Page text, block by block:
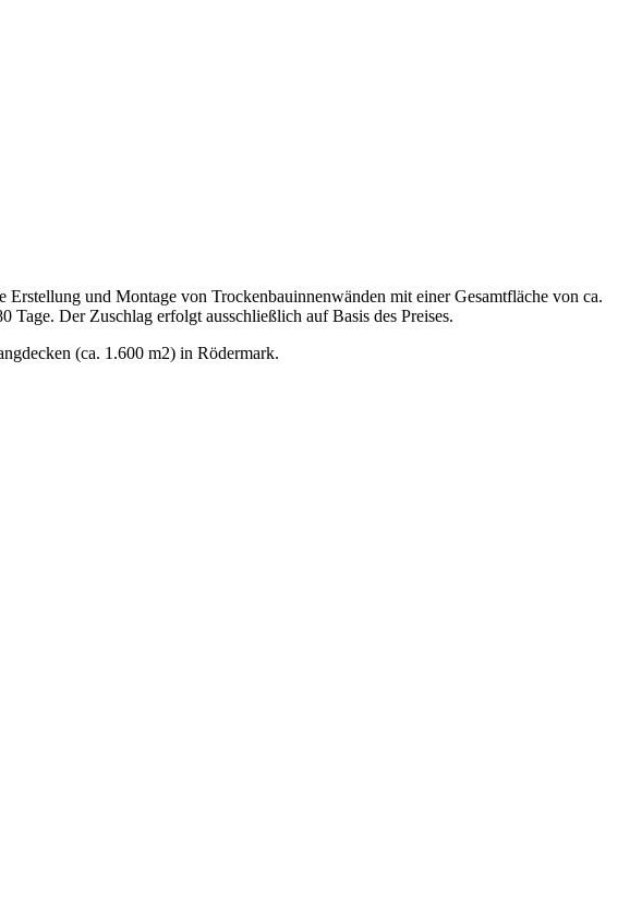
und Montage von Trockenbauinnenwänden mit einer Gesamtfläche von ca.
Der Zuschlag erfolgt ausschließlich auf Basis des Preises.
(ca. 1.600 m2) in Rödermark.